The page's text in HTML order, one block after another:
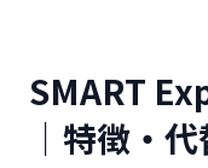
SMART
｜特徴・